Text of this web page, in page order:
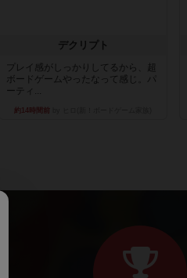
デクリプト
プレイ感がしっかりしてるから、超
ボードゲームやったなって感じ。パ
ーティ...
約14時間前